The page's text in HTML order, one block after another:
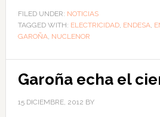
FILED UNDER: NOTICIAS
TAGGED WITH: ELECTRICIDAD, ENDESA,
GAROÑA, NUCLENOR
Garoña echa el
15 DICIEMBRE, 2012 BY